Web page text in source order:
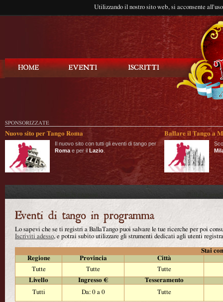
Utilizzando il nostro sito web, si acconsente
SPONSORIZZATE
Nuovo sito per Tango Roma
Il nuovo sito con tutti gli eventi di tango per
Roma e per il Lazio
Ballare il Tango a
Lo sapevi che se ti registri a BallaTango puoi salvare le tue ricerche per poi
Iscriviti adesso, e potrai subito utilizzare gli strumenti dedicati agli utenti
Stai
Regione
Provincia
Città
Tutte
Tutte
Tutte
Livello
Ingresso €
Tesseramento
Tutti
Da: 0 a 0 Tutte